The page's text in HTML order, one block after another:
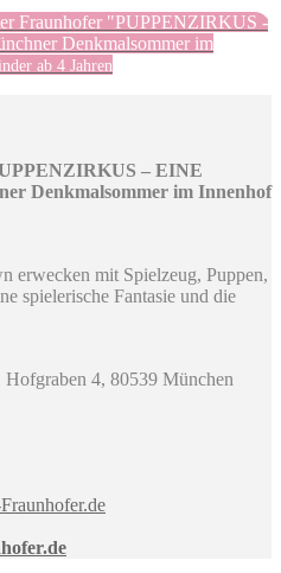
Fraunhofer "PUPPENZIRKUS -
Denkmalsommer im
ab 4 Jahren
– EINE
Denkmalsommer im Innenhof
erwecken mit Spielzeug, Puppen,
spielerische Fantasie und die
4, 80539 München